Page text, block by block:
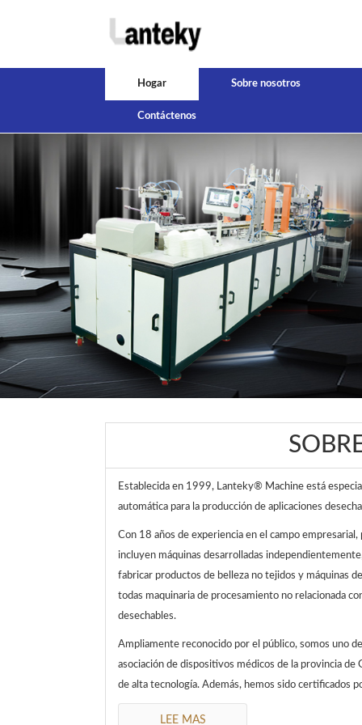
Hogar Sobre nosotros
Contáctenos
‹
Establecida en 1999, Lanteky® Machine está
automática para la producción de aplicaciones
Con 18 años de experiencia en el campo
incluyen máquinas desarrolladas
fabricar productos de belleza no tejidos y máquinas
todas maquinaria de procesamiento no relacionada
desechables.
Ampliamente reconocido por el público, somos uno
asociación de dispositivos médicos de la provincia
de alta tecnología. Además, hemos sido certificados
LEE MAS